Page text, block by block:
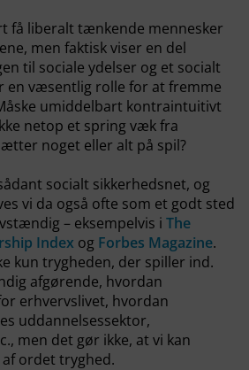
få liberalt tænkende mennesker
men faktisk viser en del
til sociale ydelser og et socialt
en væsentlig rolle for at fremme
umiddelbart kontraintuitivt
netop et spring væk fra
noget eller alt på spil?
socialt sikkerhedsnet, og
vi da også ofte som et godt sted
– eksempelvis i The
Index og Forbes Magazine.
kun trygheden, der spiller ind.
afgørende, hvordan
erhvervslivet, hvordan
uddannelsessektor,
men det gør ikke, at vi kan
ordet tryghed.